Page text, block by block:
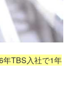
年TBS入社で1年